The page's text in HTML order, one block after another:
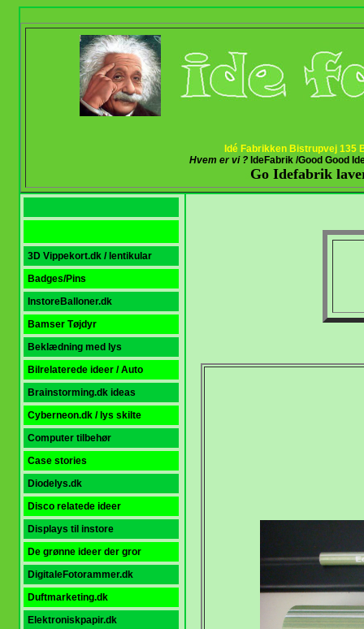
Idé Fabrikken Bistrupvej 135
Hvem er vi ? IdeFabrik /Good Good
Go Idefabrik
3D Vippekort.dk / lentikular
Badges/Pins
InstoreBalloner.dk
Bamser Tøjdyr
Beklædning med lys
Bilrelaterede ideer / Auto
Brainstorming.dk ideas
Cyberneon.dk / lys skilte
Computer tilbehør
Case stories
Diodelys.dk
Disco relatede ideer
Displays til instore
De grønne ideer der gror
DigitaleFotorammer.dk
Duftmarketing.dk
Elektroniskpapir.dk